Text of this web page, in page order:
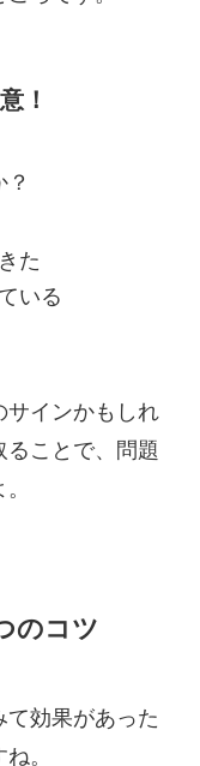
！
た
いる
サインかもしれ
ることで、問題
のコツ
て効果があった
。